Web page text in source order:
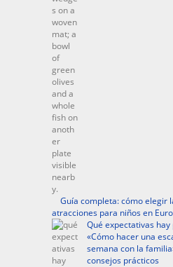
Guía completa: cómo elegir
atracciones para niños en
Qué expectativas
«Cómo hacer una
semana con la
consejos prácticos